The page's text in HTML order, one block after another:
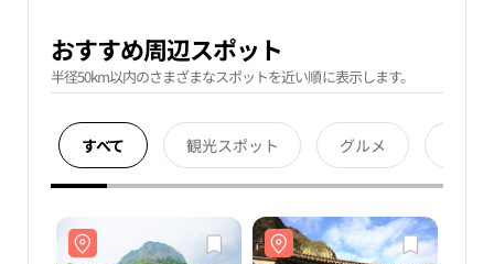
おすすめ周辺スポット
半径50km以内のさまざまなスポットを近い順に表示します。
すべて 観光スポット グルメ